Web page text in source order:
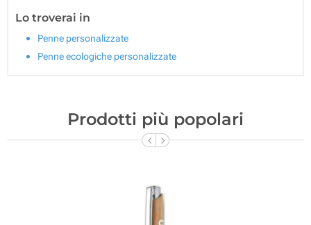
Lo troverai in
Penne personalizzate
Penne ecologiche personalizzate
Prodotti più popolari